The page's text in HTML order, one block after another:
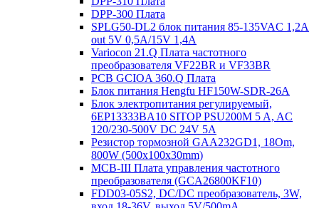
DPP-300 Плата
SPLG50-DL2 блок питания 85-135VAC 1,2А
out 5V 0,5А/15V 1,4А
Variocon 21.Q Плата частотного
преобразователя VF22BR и VF33BR
PCB GCIOA 360.Q Плата
Блок питания Hengfu HF150W-SDR-26A
Блок электропитания регулируемый,
6EP13333BA10 SITOP PSU200M 5 A, AC
120/230-500V DC 24V 5A
Резистор тормозной GAA232GD1, 18Om,
800W (500x100x30mm)
MCB-III Плата управления частотного
преобразователя (GCA26800KF10)
FDD03-05S2, DC/DC преобразователь, 3W,